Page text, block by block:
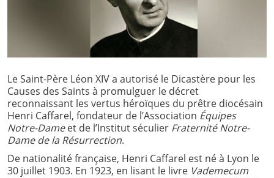
Le Saint-Père Léon XIV a autorisé le Dicastère pour les
Causes des Saints à promulguer le décret
reconnaissant les vertus héroïques du prêtre diocésain
Henri Caffarel, fondateur de l’Association Équipes
Notre-Dameet de l’Institut séculier Fraternité Notre-
Dame de la Résurrection.
De nationalité française, Henri Caffarel est né à Lyon le
30 juillet 1903. En 1923, en lisant le livre Vademecum